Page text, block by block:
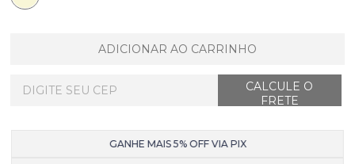
ADICIONAR AO CARRINHO
GANHE MAIS 5% OFF VIA PIX